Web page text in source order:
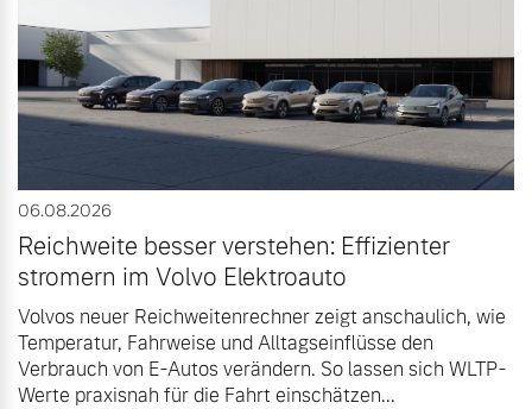
Gebrauchtwagen
Aktuelle Zubehörangebote
Aktuelle Serviceangebote
Service by Volvo
Unser Team
Unsere News & Events
06.08.2026
Reichweite besser verstehen: Effizienter
stromern im Volvo Elektroauto
Volvos neuer Reichweitenrechner zeigt anschaulich, wie
Temperatur, Fahrweise und Alltagseinflüsse den
Verbrauch von E-Autos verändern. So lassen sich WLTP-
Werte praxisnah für die Fahrt einschätzen...